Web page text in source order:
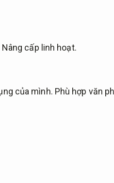
Nâng cấp linh hoạt.
của mình. Phù hợp văn